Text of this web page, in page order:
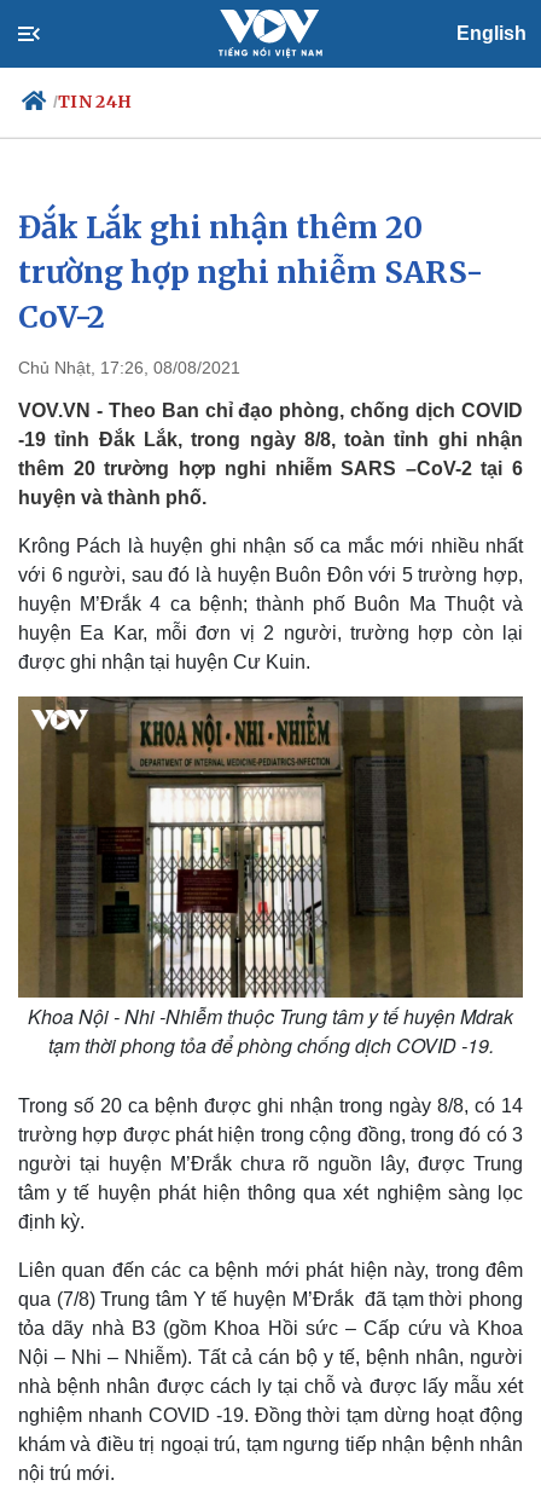
English
/TIN 24H
Chính trị
Đảng
Tổ chức nhân sự
Quốc hội
Xã hội
Tin 24h
Dự báo thời tiết
Đắk Lắk ghi nhận thêm 20
trường hợp nghi nhiễm SARS-
CoV-2
Chủ Nhật, 17:26, 08/08/2021
VOV.VN - Theo Ban chỉ đạo phòng, chống dịch COVID
-19 tỉnh Đắk Lắk, trong ngày 8/8, toàn tỉnh ghi nhận
thêm 20 trường hợp nghi nhiễm SARS –CoV-2 tại 6
huyện và thành phố.
Krông Pách là huyện ghi nhận số ca mắc mới nhiều nhất
với 6 người, sau đó là huyện Buôn Đôn với 5 trường hợp,
huyện M’Đrắk 4 ca bệnh; thành phố Buôn Ma Thuột và
huyện Ea Kar, mỗi đơn vị 2 người, trường hợp còn lại
được ghi nhận tại huyện Cư Kuin.
Khoa Nội - Nhi -Nhiễm thuộc Trung tâm y tế huyện Mdrak
tạm thời phong tỏa để phòng chống dịch COVID -19.
Trong số 20 ca bệnh được ghi nhận trong ngày 8/8, có 14
trường hợp được phát hiện trong cộng đồng, trong đó có 3
người tại huyện M’Đrắk chưa rõ nguồn lây, được Trung
tâm y tế huyện phát hiện thông qua xét nghiệm sàng lọc
định kỳ.
Liên quan đến các ca bệnh mới phát hiện này, trong đêm
qua (7/8) Trung tâm Y tế huyện M’Đrắk đã tạm thời phong
tỏa dãy nhà B3 (gồm Khoa Hồi sức – Cấp cứu và Khoa
Nội – Nhi – Nhiễm). Tất cả cán bộ y tế, bệnh nhân, người
nhà bệnh nhân được cách ly tại chỗ và được lấy mẫu xét
nghiệm nhanh COVID -19. Đồng thời tạm dừng hoạt động
khám và điều trị ngoại trú, tạm ngưng tiếp nhận bệnh nhân
nội trú mới.